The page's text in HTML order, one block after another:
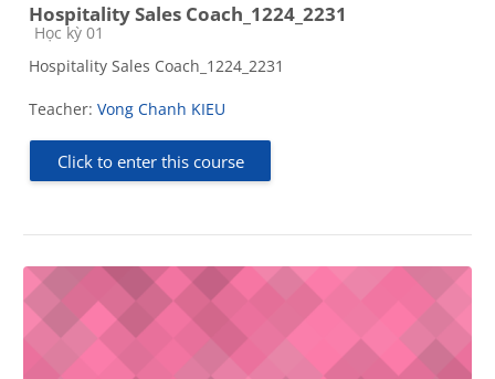
Hospitality Sales Coach_1224_2231
Course category
Học kỳ 01
Hospitality Sales Coach_1224_2231
Teacher: Vong Chanh KIEU
Click to enter this course